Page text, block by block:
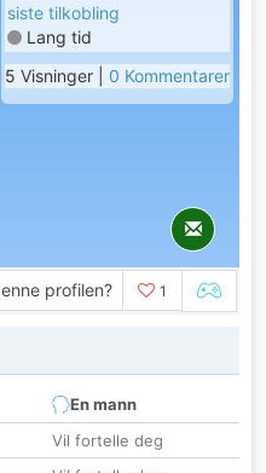
siste tilkobling
Lang tid
5 Visninger | 0 Kommentarer
profilen? 1
En mann
Vil fortelle deg